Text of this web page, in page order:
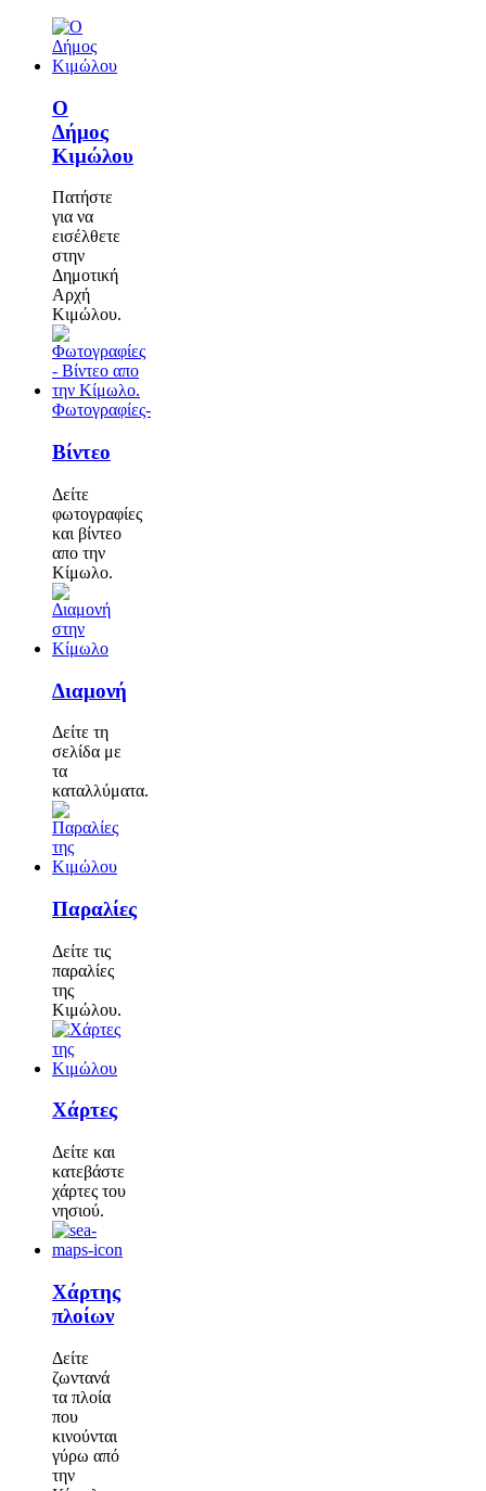
Ο
Δήμος
Κιμώλου
Πατήστε
για να
εισέλθετε
στην
Δημοτική
Αρχή
Κιμώλου.
Φωτογραφίες-
Βίντεο
Δείτε
φωτογραφίες
και βίντεο
απο την
Κίμωλο.
Διαμονή
Δείτε τη
σελίδα με
τα
καταλλύματα.
Παραλίες
Δείτε τις
παραλίες
της
Κιμώλου.
Χάρτες
Δείτε και
κατεβάστε
χάρτες του
νησιού.
Χάρτης
πλοίων
Δείτε
ζωντανά
τα πλοία
που
κινούνται
γύρω από
την